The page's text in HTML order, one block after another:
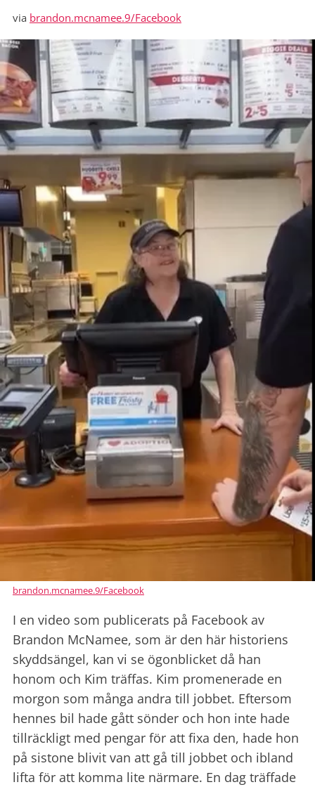
via brandon.mcnamee.9/Facebook
brandon.mcnamee.9/Facebook
I en video som publicerats på Facebook av
Brandon McNamee, som är den här historiens
skyddsängel, kan vi se ögonblicket då han
honom och Kim träffas. Kim promenerade en
morgon som många andra till jobbet. Eftersom
hennes bil hade gått sönder och hon inte hade
tillräckligt med pengar för att fixa den, hade hon
på sistone blivit van att gå till jobbet och ibland
lifta för att komma lite närmare. En dag träffade